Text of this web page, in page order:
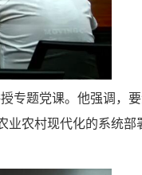
专题党课。他强调，
业农村现代化的系统部